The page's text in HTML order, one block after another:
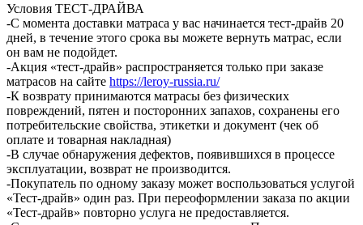
Условия ТЕСТ-ДРАЙВА
-С момента доставки матраса у вас начинается тест-драйв 20
дней, в течение этого срока вы можете вернуть матрас, если
он вам не подойдет.
-Акция «тест-драйв» распространяется только при заказе
матрасов на сайте https://leroy-russia.ru/
-К возврату принимаются матрасы без физических
повреждений, пятен и посторонних запахов, сохранены его
потребительские свойства, этикетки и документ (чек об
оплате и товарная накладная)
-В случае обнаружения дефектов, появившихся в процессе
эксплуатации, возврат не производится.
-Покупатель по одному заказу может воспользоваться услугой
«Тест-драйв» один раз. При переоформлении заказа по акции
«Тест-драйв» повторно услуга не предоставляется.